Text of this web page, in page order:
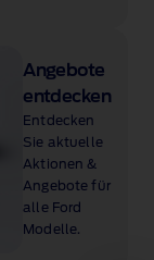
Angebote
entdecken
Entdecken
Sie aktuelle
Aktionen &
Angebote für
alle Ford
Modelle.